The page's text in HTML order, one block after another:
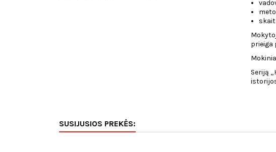
prieiga
Seriją
SUSIJUSIOS PREKĖS: